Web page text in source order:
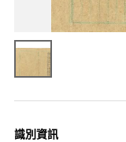
識別資訊